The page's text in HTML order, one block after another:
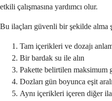
etkili çalışmasına yardımcı olur.
Bu ilaçları güvenli bir şekilde alma
Tam içerikleri ve dozajı
Bir bardak su ile alın
Pakette belirtilen maksimum
Dozları gün boyunca eşit
Aynı içerikleri içeren diğer